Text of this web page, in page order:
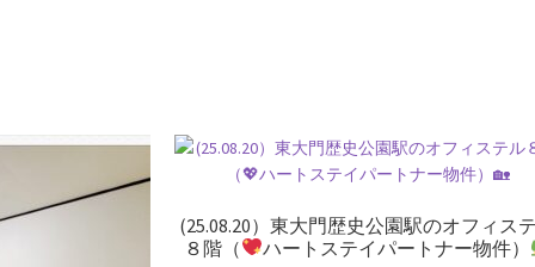
(25.08.20）東大門歴史公園駅のオフィス
８階（
ハートステイパートナー物件）